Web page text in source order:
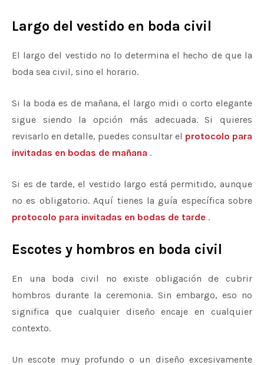
Largo del vestido en boda civil
El largo del vestido no lo determina el hecho de que la
boda sea civil, sino el horario.
Si la boda es de mañana, el largo midi o corto elegante
sigue siendo la opción más adecuada. Si quieres
revisarlo en detalle, puedes consultar el protocolo para
invitadas en bodas de mañana .
Si es de tarde, el vestido largo está permitido, aunque
no es obligatorio. Aquí tienes la guía específica sobre
protocolo para invitadas en bodas de tarde .
Escotes y hombros en boda civil
En una boda civil no existe obligación de cubrir
hombros durante la ceremonia. Sin embargo, eso no
significa que cualquier diseño encaje en cualquier
contexto.
Un escote muy profundo o un diseño excesivamente